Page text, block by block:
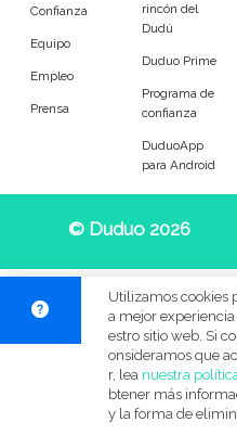
Tipo de atención
Ocasional
Recoger del colegio
Refuerzo escolar
En verano
BB&C
Edades de mis pequeños
Confianza
Equipo
Empleo
Prensa
rincón del
Dudú
Duduo Prime
Programa de
confianza
DuduoApp
para Android
© Duduo 2026
Utilizamos cookies
a mejor
estro sitio web. Si
onsideramos que
r, lea nuestra
btener más
y la forma de